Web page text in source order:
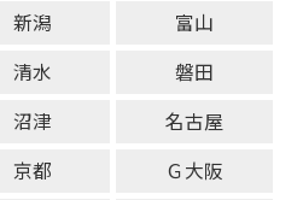
新潟
富山
清水
磐田
沼津
名古屋
京都
Ｇ大阪